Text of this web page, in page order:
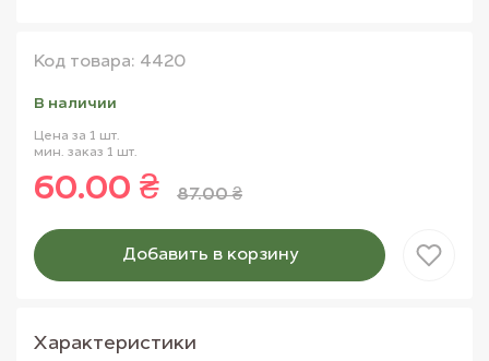
Код товара: 4420
В наличии
Цена за 1 шт.
мин. заказ 1 шт.
87.00 ₴
60.00 ₴
Добавить в корзину
Товар добавлен в корзину
Характеристики